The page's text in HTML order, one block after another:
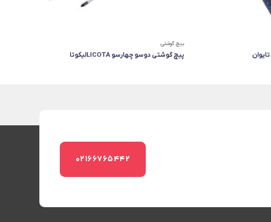
پیچ گوشتی
پیچ گوشتی دوسو چهارسو LICOTAلیکوتا
02166765442